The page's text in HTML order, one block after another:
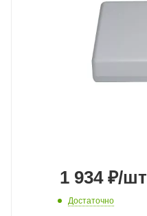
1 934₽/шт
Достаточно